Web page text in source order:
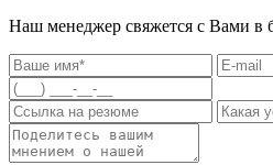
Наш менеджер свяжется с Вами в